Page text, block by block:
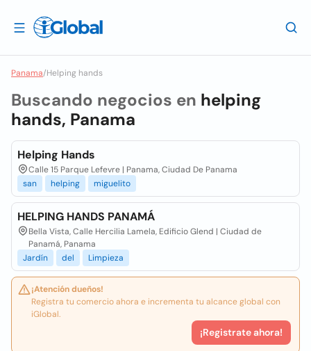
Panama/Helping hands
Buscando negocios en helping
hands, Panama
Helping Hands
Calle 15 Parque Lefevre | Panama, Ciudad De Panama
san
helping miguelito
HELPING HANDS PANAMÁ
Bella Vista, Calle Hercilia Lamela, Edificio Glend | Ciudad de
Panamá, Panama
Jardín
del Limpieza
¡Atención dueños!
Registra tu comercio ahora e incrementa tu alcance global con
iGlobal.
¡Registrate ahora!